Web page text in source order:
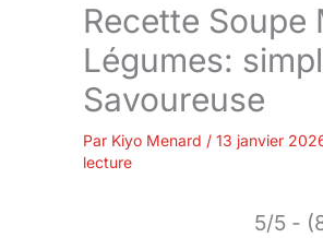
Recette Soupe
Légumes:
Savoureuse
Par Kiyo Menard / 13 janvier
lecture
5/5 -